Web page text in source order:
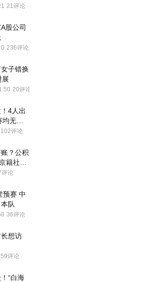
21评论
股公司
236评论
子错换
展
20评论
4人出
无缘
102评论
？公积
籍社保
评论
预赛 中
队
36评论
想访
59评论
“白海